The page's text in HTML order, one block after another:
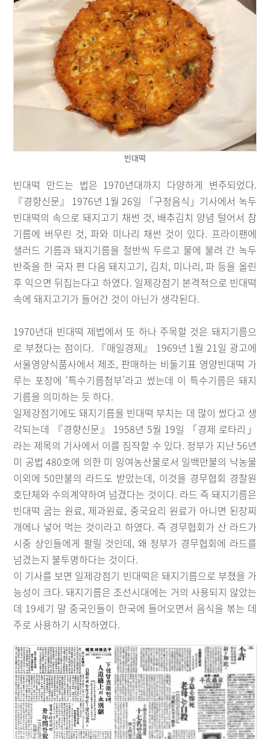
빈대떡
빈대떡 만드는 법은 1970년대까지 다양하게 변주되었다.
『경향신문』 1976년 1월 26일 「구정음식」기사에서 녹두
빈대떡의 속으로 돼지고기 채썬 것, 배추김치 양념 털어서 참
기름에 버무린 것, 파와 미나리 채썬 것이 있다. 프라이팬에
샐러드 기름과 돼지기름을 절반씩 두르고 물에 불려 간 녹두
반죽을 한 국자 편 다음 돼지고기, 김치, 미나리, 파 등을 올린
후 익으면 뒤집는다고 하였다. 일제강점기 본격적으로 빈대떡
속에 돼지고기가 들어간 것이 아닌가 생각된다.
1970년대 빈대떡 제법에서 또 하나 주목할 것은 돼지기름으
로 부쳤다는 점이다. 『매일경제』 1969년 1월 21일 광고에
서울영양식품사에서 제조, 판매하는 비둘기표 영양빈대떡 가
루는 포장에 ‘특수기름첨부’라고 썼는데 이 특수기름은 돼지
기름을 의미하는 듯 하다.
일제강점기에도 돼지기름을 빈대떡 부치는 데 많이 썼다고 생
각되는데 『경향신문』 1958년 5월 19일 「경제 로타리」
라는 제목의 기사에서 이를 짐작할 수 있다. 정부가 지난 56년
미 공법 480호에 의한 미 잉여농산물로서 일백만불의 낙농물
이외에 50만불의 라드도 받았는데, 이것을 경무협회 경찰원
호단체와 수의계약하여 넘겼다는 것이다. 라드 즉 돼지기름은
빈대떡 굽는 원료, 제과원료, 중국요리 원료가 아니면 된장찌
개에나 넣어 먹는 것이라고 하였다. 즉 경무협회가 산 라드가
시중 상인들에게 팔릴 것인데, 왜 정부가 경무협회에 라드를
넘겼는지 불투명하다는 것이다.
이 기사를 보면 일제강점기 빈대떡은 돼지기름으로 부쳤을 가
능성이 크다. 돼지기름은 조선시대에는 거의 사용되지 않았는
데 19세기 말 중국인들이 한국에 들어오면서 음식을 볶는 데
주로 사용하기 시작하였다.